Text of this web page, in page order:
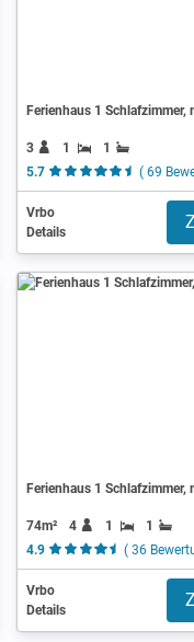
Ferienhaus 1 Schlafzimmer,
3 1
1
5.7
( 69 Bewertungen
Vrbo
Details
Ferienhaus 1 Schlafzimmer,
74m² 4 1
1
4.9
( 36 Bewertungen
Vrbo
Details